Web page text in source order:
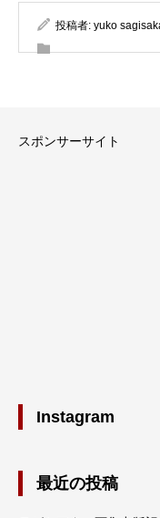
投稿者: yuko
スポンサーサイト
Instagram
最近の投稿